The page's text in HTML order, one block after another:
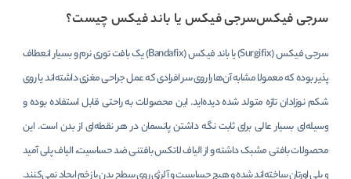
سرجی فیکسسرجی فیکس یا باند فیکس چیست؟
سرجی فیکس (Surgifix) یا باند فیکس (Bandafix) یک بافت توری نرم و بسیار انعطاف‌
پذیر بوده که معمولا مشابه آن‌ها را روی سر افرادی که عمل جراحی مغزی داشته‌اند یا روی
شکم نوزادان تازه متولد شده دیده‌اید. این محصولات به راحتی قابل استفاده بوده و
وسیله‌ای بسیار عالی برای ثابت نگه داشتن پانسمان در هر نقطه‌ای از بدن است. این
محصولات بافتی مشبک داشته و از الیاف لاتکس بافتنی ضد حساسیت، الیاف پلی آمید
و پلی اورتان ساخته‌اند شده و هیچ حساسیت و آلرژی روی سطح بدن یا زخم ایجاد نمی‌کنند.